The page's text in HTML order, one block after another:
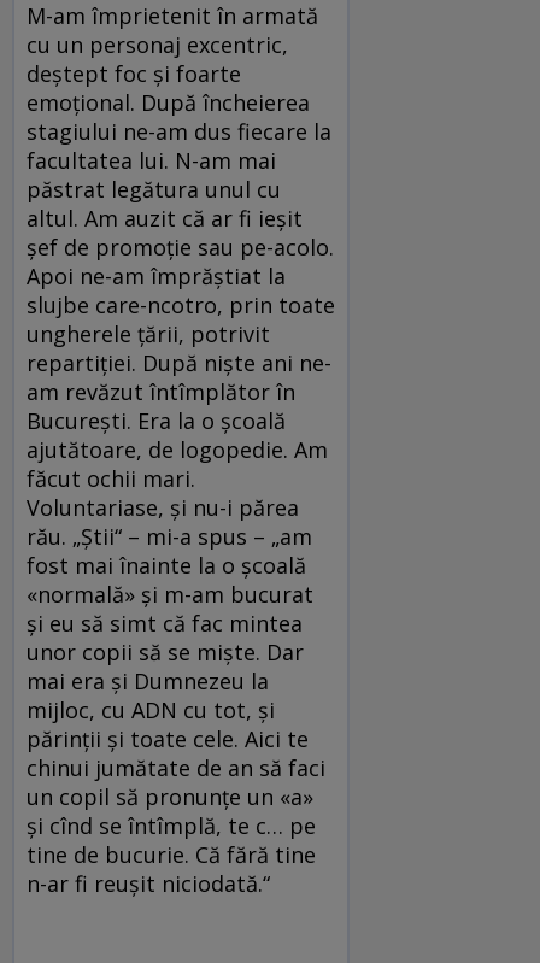
M-am împrietenit în armată
cu un personaj excentric,
deştept foc şi foarte
emoţional. După încheierea
stagiului ne-am dus fiecare la
facultatea lui. N-am mai
păstrat legătura unul cu
altul. Am auzit că ar fi ieşit
şef de promoţie sau pe-acolo.
Apoi ne-am împrăştiat la
slujbe care-ncotro, prin toate
ungherele ţării, potrivit
repartiţiei. După nişte ani ne-
am revăzut întîmplător în
Bucureşti. Era la o şcoală
ajutătoare, de logopedie. Am
făcut ochii mari.
Voluntariase, şi nu-i părea
rău. „Ştii“ – mi-a spus – „am
fost mai înainte la o şcoală
«normală» şi m-am bucurat
şi eu să simt că fac mintea
unor copii să se mişte. Dar
mai era şi Dumnezeu la
mijloc, cu ADN cu tot, şi
părinţii şi toate cele. Aici te
chinui jumătate de an să faci
un copil să pronunţe un «a»
şi cînd se întîmplă, te c… pe
tine de bucurie. Că fără tine
n-ar fi reuşit niciodată.“